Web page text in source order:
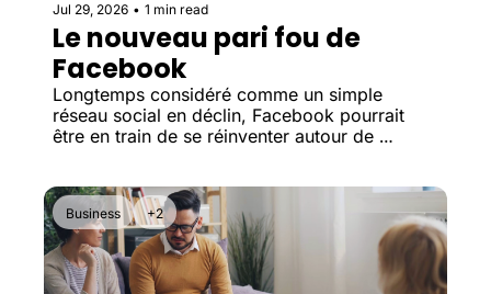
Jul 29, 2026 • 1 min read
Le nouveau pari fou de
Facebook
Longtemps considéré comme un simple
réseau social en déclin, Facebook pourrait
être en train de se réinventer autour de
Business +2